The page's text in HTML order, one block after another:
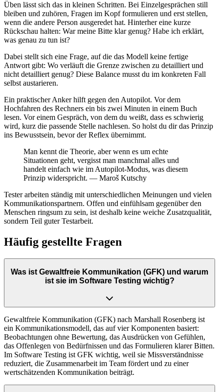
Üben lässt sich das in kleinen Schritten. Bei Einzelgesprächen still
bleiben und zuhören, Fragen im Kopf formulieren und erst stellen,
wenn die andere Person ausgeredet hat. Hinterher eine kurze
Rückschau halten: War meine Bitte klar genug? Habe ich erklärt,
was genau zu tun ist?
Dabei stellt sich eine Frage, auf die das Modell keine fertige
Antwort gibt: Wo verläuft die Grenze zwischen zu detailliert und
nicht detailliert genug? Diese Balance musst du im konkreten Fall
selbst austarieren.
Ein praktischer Anker hilft gegen den Autopilot. Vor dem
Hochfahren des Rechners ein bis zwei Minuten in einem Buch
lesen. Vor einem Gespräch, von dem du weißt, dass es schwierig
wird, kurz die passende Stelle nachlesen. So holst du dir das Prinzip
ins Bewusstsein, bevor der Reflex übernimmt.
Man kennt die Theorie, aber wenn es um echte
Situationen geht, vergisst man manchmal alles und
handelt einfach wie im Autopilot-Modus, was diesem
Prinzip widerspricht. — Maroš Kutschy
Tester arbeiten ständig mit unterschiedlichen Meinungen und vielen
Kommunikationspartnern. Offen und einfühlsam gegenüber den
Menschen ringsum zu sein, ist deshalb keine weiche Zusatzqualität,
sondern Teil guter Testarbeit.
Häufig gestellte Fragen
Was ist Gewaltfreie Kommunikation (GFK) und warum
ist sie im Software Testing wichtig?
Gewaltfreie Kommunikation (GFK) nach Marshall Rosenberg ist
ein Kommunikationsmodell, das auf vier Komponenten basiert:
Beobachtungen ohne Bewertung, das Ausdrücken von Gefühlen,
das Offenlegen von Bedürfnissen und das Formulieren klarer Bitten.
Im Software Testing ist GFK wichtig, weil sie Missverständnisse
reduziert, die Zusammenarbeit im Team fördert und zu einer
wertschätzenden Kommunikation beiträgt.